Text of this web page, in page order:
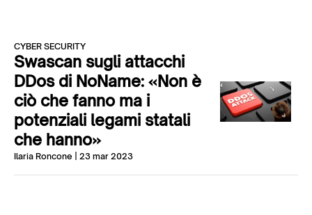
Chi siamo
Contatti
CYBER SECURITY
Swascan sugli attacchi
DDos di NoName: «Non è
ciò che fanno ma i
potenziali legami statali
che hanno»
Ilaria Roncone | 23 mar 2023